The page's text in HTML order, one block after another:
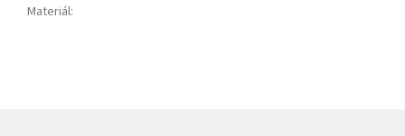
Materiál: